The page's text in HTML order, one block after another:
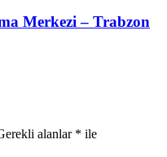
Merkezi – Trabzon
alanlar * ile